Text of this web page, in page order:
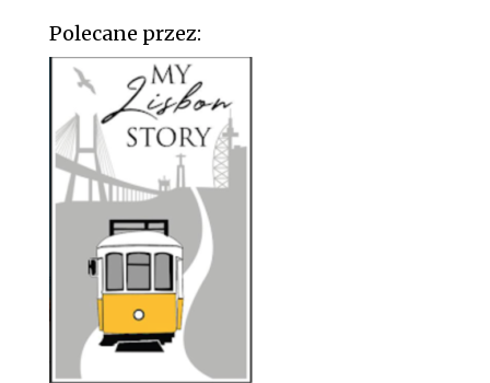
Polecane przez: